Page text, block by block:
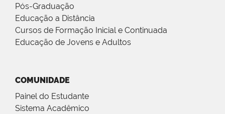
Pós-Graduação
Educação a Distância
Cursos de Formação Inicial e Continuada
Educação de Jovens e Adultos
COMUNIDADE
Painel do Estudante
Sistema Acadêmico